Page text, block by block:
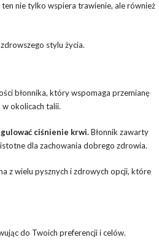
ten nie tylko wspiera trawienie, ale również
stylu życia.
błonnika, który wspomaga przemianę
w okolicach talii.
ciśnienie krwi.Błonnik zawarty
dla zachowania dobrego zdrowia.
z wielu pysznych i zdrowych opcji, które
do Twoich preferencji i celów.